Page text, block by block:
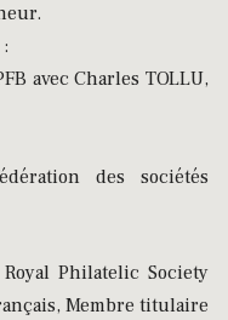
avec Charles TOLLU,
des sociétés
Philatelic Society
Membre titulaire